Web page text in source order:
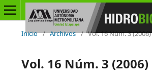
Inicio / Archivos / Vol. 16 Núm. 3 (2006)
Vol. 16 Núm. 3 (2006)